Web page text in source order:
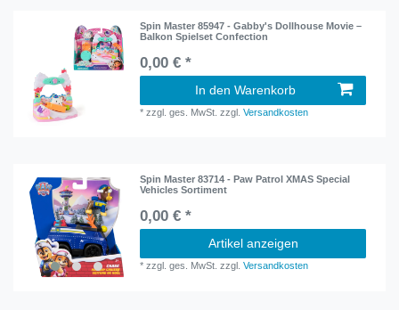
Spin Master 85947 - Gabby's Dollhouse Movie –
Balkon Spielset Confection
0,00 € *
In den Warenkorb
*zzgl. ges. MwSt. zzgl.Versandkosten
Spin Master 83714 - Paw Patrol XMAS Special
Vehicles Sortiment
0,00 € *
Artikel anzeigen
*zzgl. ges. MwSt. zzgl.Versandkosten